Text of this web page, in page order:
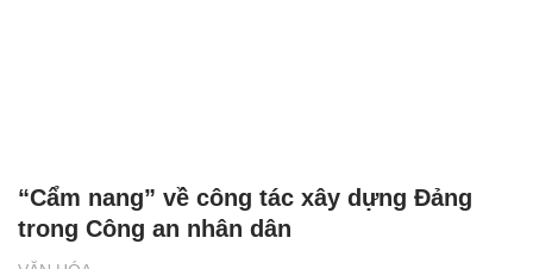
“Cẩm nang” về công tác xây dựng Đảng
trong Công an nhân dân